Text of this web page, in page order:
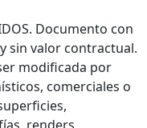
Documento con
sin valor contractual.
modificada por
comerciales o